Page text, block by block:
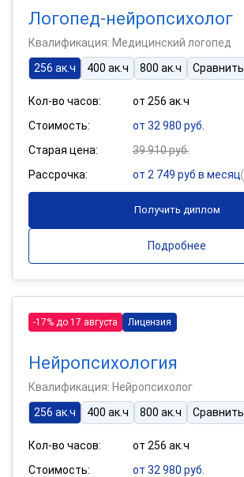
Логопед-нейропсихолог
Квалификация: Медицинский логопед
256 ак.ч
400 ак.ч 800 ак.ч Сравнить
Кол-во часов:
от 256 ак.ч
Стоимость:
от 32 980 руб.
Старая цена:
39 910 руб.
Рассрочка:
от 2 749 руб в месяц
Получить диплом
Подробнее
-17% до 17 августа Лицензия
Нейропсихология
Квалификация: Нейропсихолог
256 ак.ч
400 ак.ч 800 ак.ч Сравнить
Кол-во часов:
от 256 ак.ч
Стоимость:
от 32 980 руб.